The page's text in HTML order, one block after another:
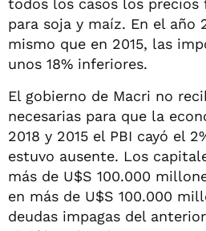
para soja y maíz. En el año
mismo que en 2015, las
unos 18% inferiores.
El gobierno de Macri no
necesarias para que la
2018 y 2015 el PBI cayó el
estuvo ausente. Los
más de U$S 100.000
en más de U$S 100.000
deudas impagas del